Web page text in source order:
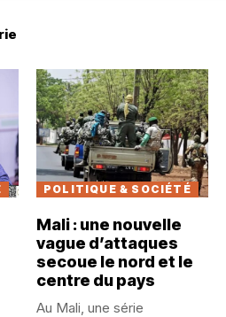
POLITIQUE & SOCIÉTÉ
Mali : une nouvelle
vague d’attaques
secoue le nord et le
centre du pays
Au Mali, une série